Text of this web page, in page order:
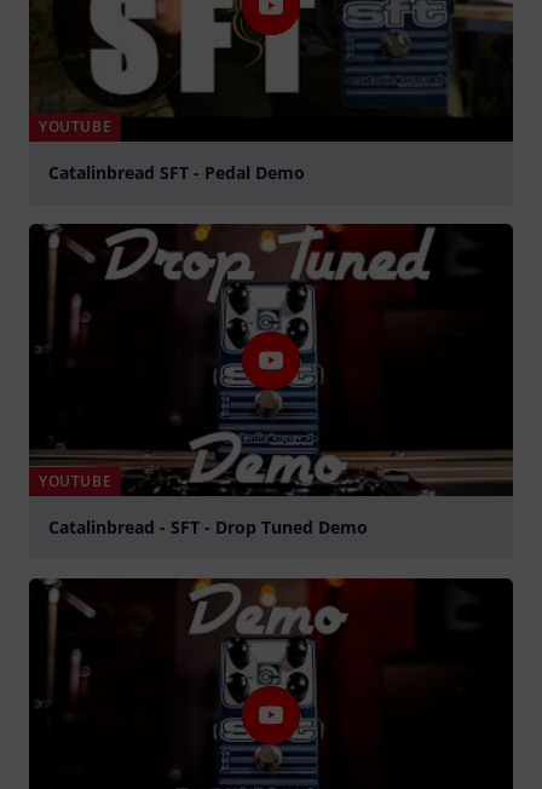
YOUTUBE
Catalinbread SFT - Pedal Demo
YOUTUBE
Catalinbread - SFT - Drop Tuned Demo